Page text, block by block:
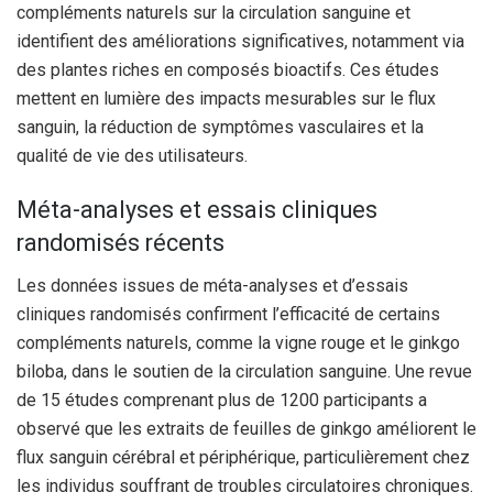
compléments naturels sur la circulation sanguine et
identifient des améliorations significatives, notamment via
des plantes riches en composés bioactifs. Ces études
mettent en lumière des impacts mesurables sur le flux
sanguin, la réduction de symptômes vasculaires et la
qualité de vie des utilisateurs.
Méta-analyses et essais cliniques
randomisés récents
Les données issues de méta-analyses et d’essais
cliniques randomisés confirment l’efficacité de certains
compléments naturels, comme la vigne rouge et le ginkgo
biloba, dans le soutien de la circulation sanguine. Une revue
de 15 études comprenant plus de 1200 participants a
observé que les extraits de feuilles de ginkgo améliorent le
flux sanguin cérébral et périphérique, particulièrement chez
les individus souffrant de troubles circulatoires chroniques.